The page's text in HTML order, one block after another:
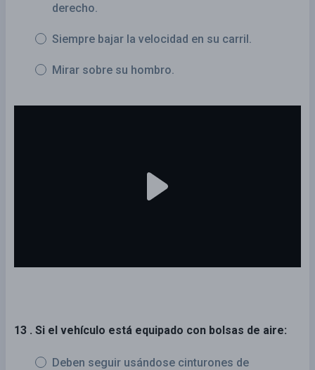
derecho.
Siempre bajar la velocidad en su carril.
Mirar sobre su hombro.
13 . Si el vehículo está equipado con bolsas de aire:
Deben seguir usándose cinturones de